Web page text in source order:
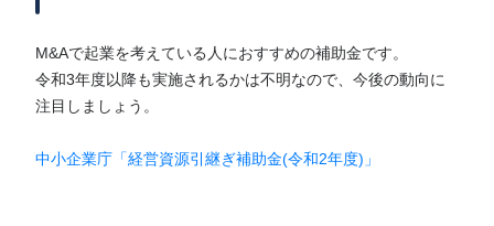
M&Aで起業を考えている人におすすめの補助金です。
令和3年度以降も実施されるかは不明なので、今後の動向に
注目しましょう。
中小企業庁「経営資源引継ぎ補助金(令和2年度)」